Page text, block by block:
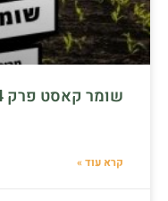
שומר קאסט פרק 14
קרא עוד »